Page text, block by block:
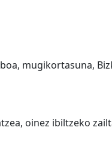
mugikortasuna,
oinez ibiltzeko